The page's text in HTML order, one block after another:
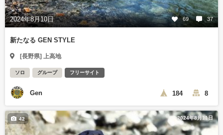
2024年8月10日 69 37
新たなる GEN STYLE
[長野県] 上高地
ソロ グループ フリーサイト
Gen 184 8
2024年8月11日
42